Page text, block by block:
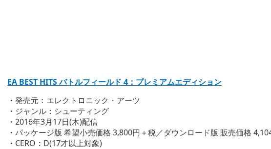
EA BEST HITS バトルフィールド 4：プレミアムエディション
・発売元：エレクトロニック・アーツ
・ジャンル：シューティング
・2016年3月17日(木)配信
・パッケージ版 希望小売価格 3,800円＋税／ダウンロード版 販売価格
・CERO：D(17才以上対象)